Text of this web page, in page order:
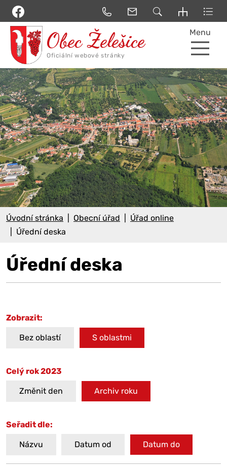
Menu
Úvodní stránka Obecní úřad
Úřad online
Úřední deska
Úřední deska
Zobrazit:
Bez oblastí S oblastmi
Celý rok 2023
Změnit den Archiv roku
Seřadit dle:
Názvu Datum od Datum do